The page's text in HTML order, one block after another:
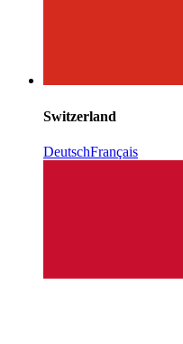
Switzerland
DeutschFrançais